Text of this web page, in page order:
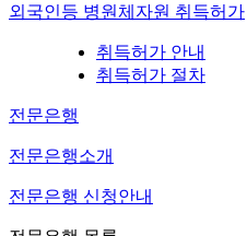
외국인등 병원체자원 취득허가
취득허가 안내
취득허가 절차
전문은행
전문은행소개
전문은행 신청안내